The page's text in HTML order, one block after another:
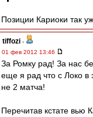
Позиции Кариоки так
tiffozi -
01 фев 2012 13:46
За Ромку рад! За нас
еще я рад что с Локо в
не 2 матча!
Перечитав кстате вью